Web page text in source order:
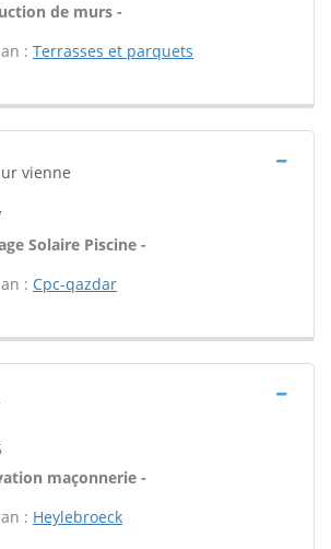
de murs -
: Terrasses et parquets
vienne
Solaire Piscine -
: Cpc-qazdar
maçonnerie -
: Heylebroeck